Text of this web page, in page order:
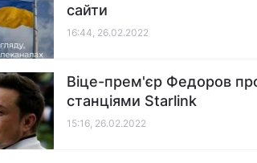
сайти
16:44, 26.02.2022
Віце-прем'єр Федоров
станціями Starlink
15:16, 26.02.2022